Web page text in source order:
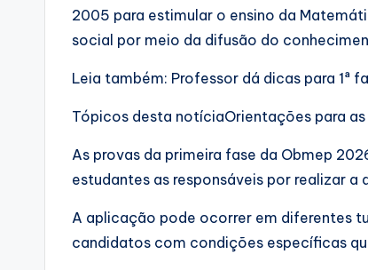
2005 para estimular o ensino da
social por meio da difusão do
Leia também: Professor dá dicas para 1ª
Tópicos desta notíciaOrientações para as
As provas da primeira fase da Obmep
estudantes as responsáveis por realizar
A aplicação pode ocorrer em diferentes
candidatos com condições específicas